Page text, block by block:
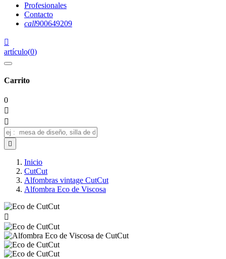
Profesionales
Contacto
call900649209

artículo(0)
Carrito
0



Inicio
CutCut
Alfombras vintage CutCut
Alfombra Eco de Viscosa
